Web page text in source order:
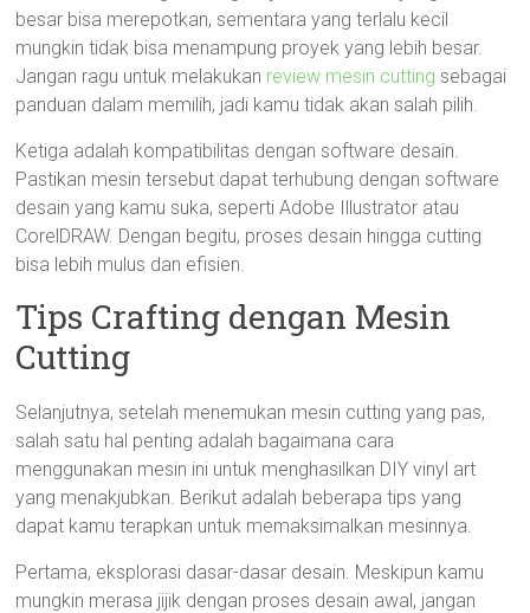
besar bisa merepotkan, sementara yang terlalu kecil
mungkin tidak bisa menampung proyek yang lebih besar.
Jangan ragu untuk melakukan review mesin cutting sebagai
panduan dalam memilih, jadi kamu tidak akan salah pilih.
Ketiga adalah kompatibilitas dengan software desain.
Pastikan mesin tersebut dapat terhubung dengan software
desain yang kamu suka, seperti Adobe Illustrator atau
CorelDRAW. Dengan begitu, proses desain hingga cutting
bisa lebih mulus dan efisien.
Tips Crafting dengan Mesin
Cutting
Selanjutnya, setelah menemukan mesin cutting yang pas,
salah satu hal penting adalah bagaimana cara
menggunakan mesin ini untuk menghasilkan DIY vinyl art
yang menakjubkan. Berikut adalah beberapa tips yang
dapat kamu terapkan untuk memaksimalkan mesinnya.
Pertama, eksplorasi dasar-dasar desain. Meskipun kamu
mungkin merasa jijik dengan proses desain awal, jangan